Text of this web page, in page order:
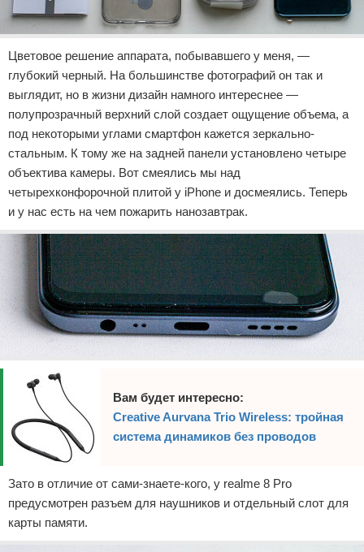
Цветовое решение аппарата, побывавшего у меня, —
глубокий черный. На большинстве фотографий он так и
выглядит, но в жизни дизайн намного интереснее —
полупрозрачный верхний слой создает ощущение объема, а
под некоторыми углами смартфон кажется зеркально-
стальным. К тому же на задней панели установлено четыре
объектива камеры. Вот смеялись мы над
четырехконфорочной плитой у iPhone и досмеялись. Теперь
и у нас есть на чем пожарить нанозавтрак.
Вам будет интересно:
Creative Aurvana Trio Wireless: тройная
система динамиков без проводов
Зато в отличие от сами-знаете-кого, у realme 8 Pro
предусмотрен разъем для наушников и отдельный слот для
карты памяти.